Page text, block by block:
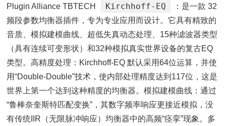
Plugin Alliance TBTECH Kirchhoff-EQ
：是一款 32
频段参数均衡器插件，专为专业应用而设计。它具有精致的
音质、模拟建模曲线、超低失真动态处理、15种滤波器类型
（具有连续可变形状）和32种模拟真实世界设备的复古EQ
类型。高精度处理：Kirchhoff-EQ 默认采用64位运算，并使
用“Double-Double”技术，使内部处理精度达到117位，这是
世界上第一个达到这种精度的均衡器。模拟建模曲线：通过
“鲁棒奈奎斯特匹配变换”，其数字频率响应更接近模拟，没
有传统IIR（无限脉冲响应）均衡器中的高频“痉挛”现象。多